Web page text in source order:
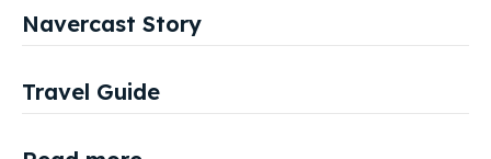
Navercast Story
Travel Guide